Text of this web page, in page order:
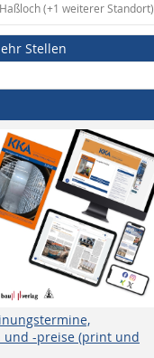
(+1 weiterer Standort)
Stellen
und -preise (print und